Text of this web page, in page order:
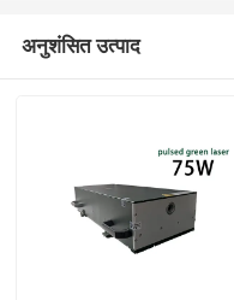
अनुशंसित उत्पाद